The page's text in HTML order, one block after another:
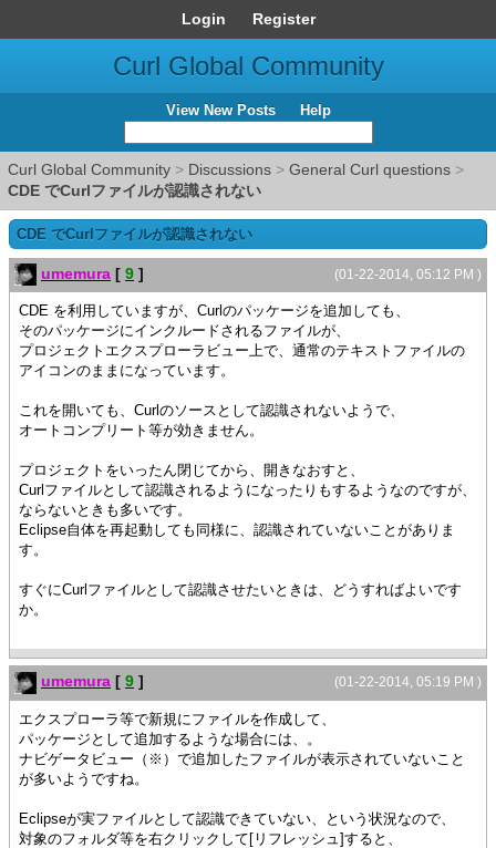
Login Register
Curl Global Community
View New Posts Help
Curl Global Community > Discussions > General Curl questions >
CDE でCurlファイルが認識されない
CDE でCurlファイルが認識されない
(01-22-2014, 05:12 PM )
umemura [ 9 ]
CDE を利用していますが、Curlのパッケージを追加しても、
そのパッケージにインクルードされるファイルが、
プロジェクトエクスプローラビュー上で、通常のテキストファイルの
アイコンのままになっています。
これを開いても、Curlのソースとして認識されないようで、
オートコンプリート等が効きません。
プロジェクトをいったん閉じてから、開きなおすと、
Curlファイルとして認識されるようになったりもするようなのですが、
ならないときも多いです。
Eclipse自体を再起動しても同様に、認識されていないことがありま
す。
すぐにCurlファイルとして認識させたいときは、どうすればよいです
か。
(01-22-2014, 05:19 PM )
umemura [ 9 ]
エクスプローラ等で新規にファイルを作成して、
パッケージとして追加するような場合には、。
ナビゲータビュー（※）で追加したファイルが表示されていないこと
が多いようですね。
Eclipseが実ファイルとして認識できていない、という状況なので、
対象のフォルダ等を右クリックして[リフレッシュ]すると、